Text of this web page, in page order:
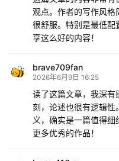
观点。作者的写作风格
很舒服。特别是最低配
享这么好的内容！
brave709fan
2026年6月9日 16:25
读了这篇文章，我深有
刻，论述也很有逻辑性
义，确实是一篇值得
更多优秀的作品！